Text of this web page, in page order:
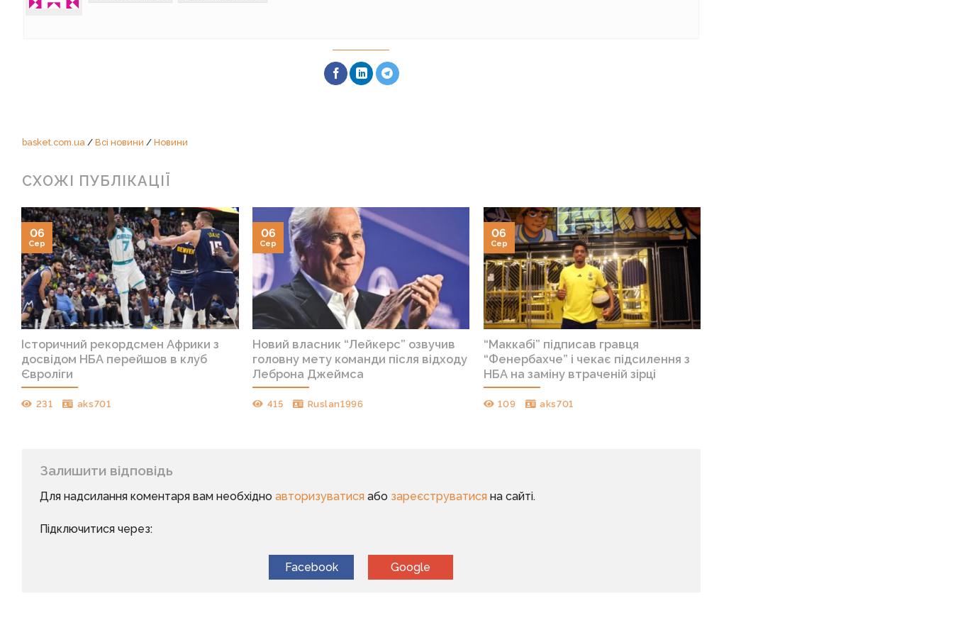
basket.com.ua/ Всі новини / Новини
СХОЖІ ПУБЛІКАЦІЇ
Історичний рекордсмен Африки з
досвідом НБА перейшов в клуб
Євроліги
231 aks701
06
Сер
Новий власник “Лейкерс” озвучив
головну мету команди після відходу
Леброна Джеймса
415 Ruslan1996
06
Сер
“Маккабі” підписав гравця
“Фенербахче” і чекає підсилення з
НБА на заміну втраченій зірці
109 aks701
06
Сер
Залишити відповідь
Для надсилання коментаря вам необхідно авторизуватисяабо зареєструватисяна сайті.
Підключитися через:
Facebook Google